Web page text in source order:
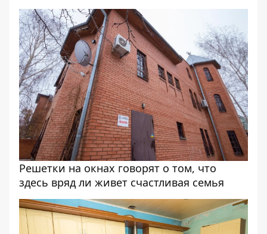
Решетки на окнах говорят о том, что
здесь вряд ли живет счастливая семья